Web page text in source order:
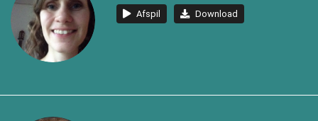
Afspil Download